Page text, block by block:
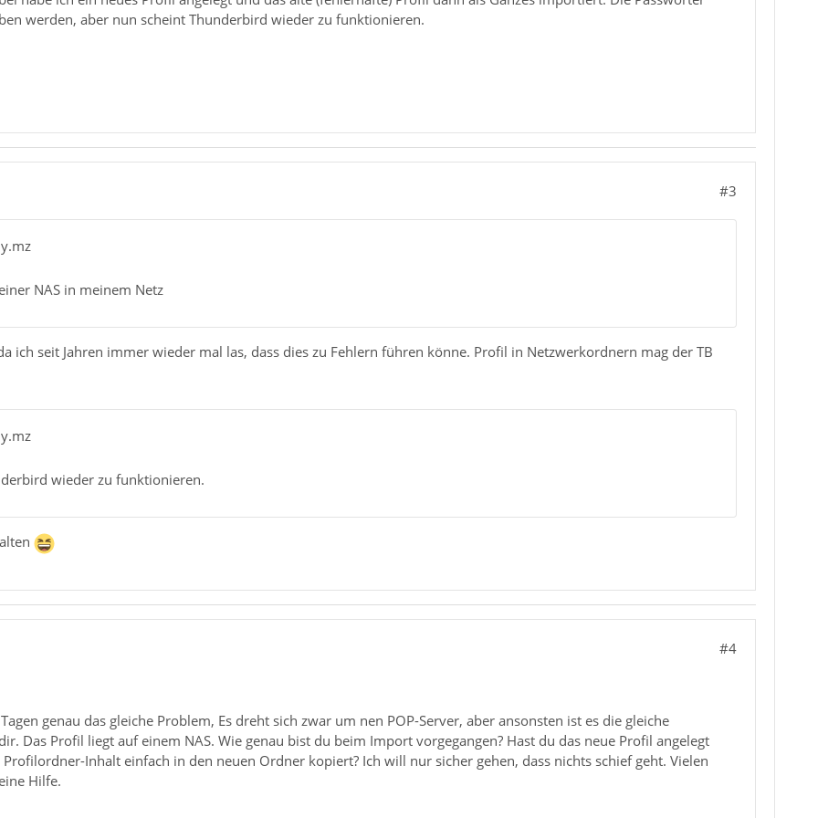
werden, aber nun scheint Thunderbird wieder zu funktionieren.
#3
NAS in meinem Netz
ich seit Jahren immer wieder mal las, dass dies zu Fehlern führen könne. Profil in Netzwerkordnern mag der TB
wieder zu funktionieren.
#4
genau das gleiche Problem, Es dreht sich zwar um nen POP-Server, aber ansonsten ist es die gleiche
Das Profil liegt auf einem NAS. Wie genau bist du beim Import vorgegangen? Hast du das neue Profil angelegt
Inhalt einfach in den neuen Ordner kopiert? Ich will nur sicher gehen, dass nichts schief geht. Vielen
Hilfe.